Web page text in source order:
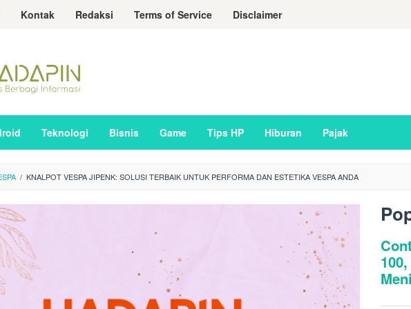
Kontak Redaksi Terms of Service Disclaimer
Teknologi Bisnis Game Tips HP Hiburan Pajak
/ KNALPOT VESPA JIPENK: SOLUSI TERBAIK UNTUK PERFORMA DAN ESTETIKA VESPA ANDA